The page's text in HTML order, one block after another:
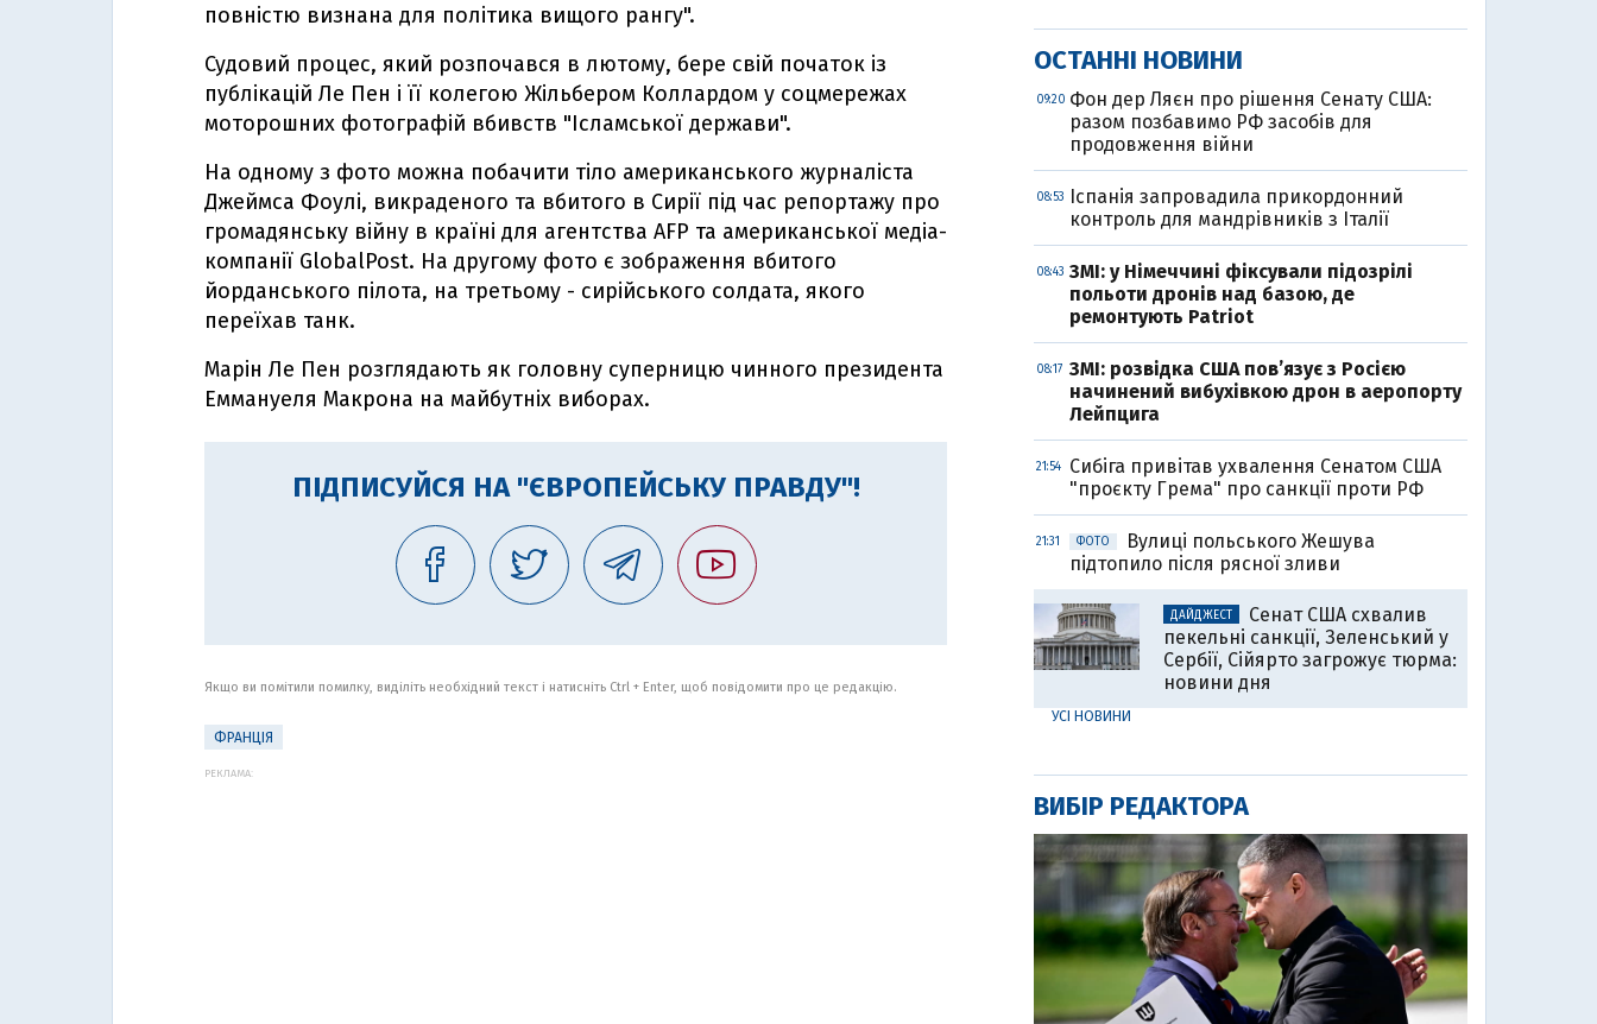
повністю визнана для політика вищого рангу".
Судовий процес, який розпочався в лютому, бере свій початок із
публікацій Ле Пен і її колегою Жільбером Коллардом у соцмережах
моторошних фотографій вбивств "Ісламської держави".
На одному з фото можна побачити тіло американського журналіста
Джеймса Фоулі, викраденого та вбитого в Сирії під час репортажу про
громадянську війну в країні для агентства AFP та американської медіа-
компанії GlobalPost. На другому фото є зображення вбитого
йорданського пілота, на третьому - сирійського солдата, якого
переїхав танк.
Марін Ле Пен розглядають як головну суперницю чинного президента
Еммануеля Макрона на майбутніх виборах.
ПІДПИСУЙСЯ НА "ЄВРОПЕЙСЬКУ ПРАВДУ"!
Якщо ви помітили помилку, виділіть необхідний текст і натисніть Ctrl + Enter, щоб повідомити про це редакцію.
ФРАНЦІЯ
РЕКЛАМА:
ОСТАННІ НОВИНИ
09:20 Фон дер Ляєн про рішення Сенату США:
разом позбавимо РФ засобів для
продовження війни
08:53
Іспанія запровадила прикордонний
контроль для мандрівників з Італії
08:43 ЗМІ: у Німеччині фіксували підозрілі
польоти дронів над базою, де
ремонтують Patriot
08:17 ЗМІ: розвідка США пов’язує з Росією
начинений вибухівкою дрон в аеропорту
Лейпцига
21:54
Cибіга привітав ухвалення Сенатом США
"проєкту Грема" про санкції проти РФ
21:31 ФОТО
Вулиці польського Жешува
підтопило після рясної зливи
ДАЙДЖЕСТ
Сенат США схвалив
пекельні санкції, Зеленський у
Сербії, Сійярто загрожує тюрма:
новини дня
УСІ НОВИНИ
ВИБІР РЕДАКТОРА